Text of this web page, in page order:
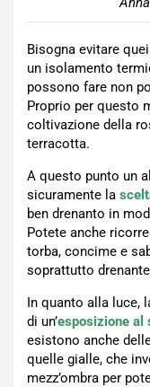
Bisogna evitare
un isolamento
possono fare non
Proprio per questo
coltivazione della
terracotta.
A questo punto un
sicuramente la
ben drenanto in
Potete anche
torba, concime e
soprattutto
In quanto alla luce,
di un’esposizione al
esistono anche
quelle gialle, che
mezz’ombra per